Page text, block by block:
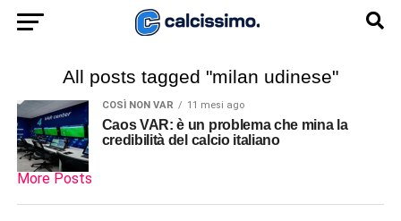
All posts tagged "milan udinese"
COSÌ NON VAR 11 mesi ago
Caos VAR: è un problema che mina la
credibilità del calcio italiano
More Posts